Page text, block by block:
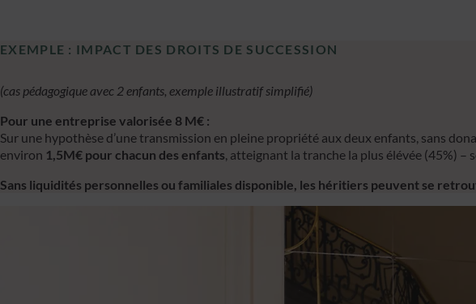
EXEMPLE : IMPACT DES DROITS DE SUCCESSION
(cas pédagogique avec 2 enfants, exemple illustratif simplifié)
Pour une entreprise valorisée 8 M€ :
Sur une hypothèse d’une transmission en pleine propriété aux deux enfants, sans
environ 1,5M€ pour chacun des enfants, atteignant la tranche la plus élévée (45%) –
Sans liquidités personnelles ou familiales disponible, les héritiers peuvent se